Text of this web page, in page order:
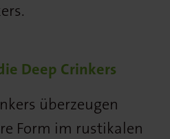
Deep Crinkers
überzeugen
Form im rustikalen